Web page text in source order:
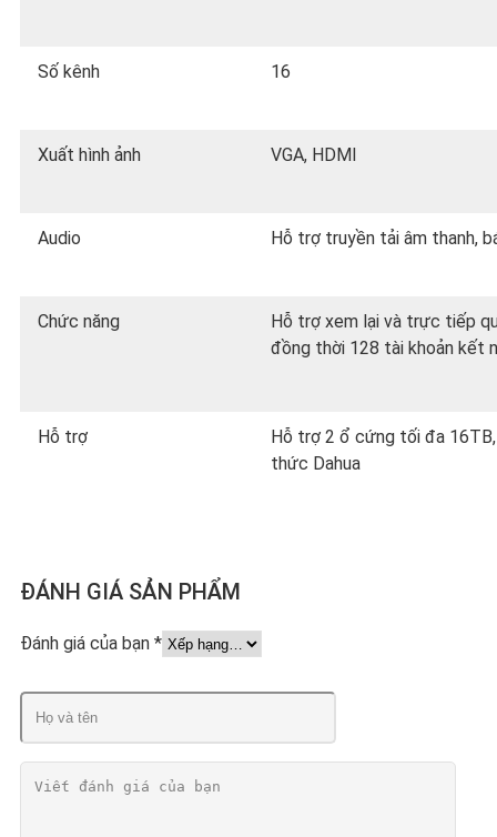
Số kênh 16
Xuất hình ảnh VGA, HDMI
Audio Hỗ trợ truyền tải âm thanh,
Chức năng
Hỗ trợ xem lại và trực tiếp
đồng thời 128 tài khoản kết
Hỗ trợ
Hỗ trợ 2 ổ cứng tối đa
thức Dahua
ĐÁNH GIÁ SẢN PHẨM
Đánh giá của bạn *